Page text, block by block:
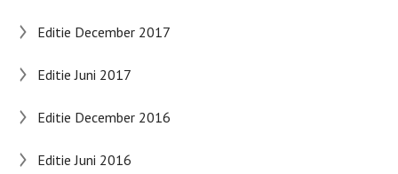
Editie December 2017
Editie Juni 2017
Editie December 2016
Editie Juni 2016